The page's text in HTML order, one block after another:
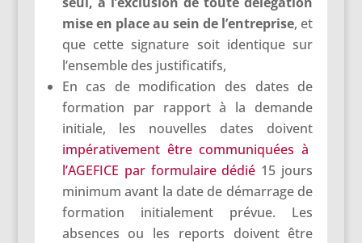
mise en place au sein de l’entreprise, et
que cette signature soit identique sur
l’ensemble des justificatifs,
En cas de modification des dates de
formation par rapport à la demande
initiale, les nouvelles dates doivent
impérativement être communiquées à
l’AGEFICE par formulaire dédié 15 jours
minimum avant la date de démarrage de
formation initialement prévue. Les
absences ou les reports doivent être